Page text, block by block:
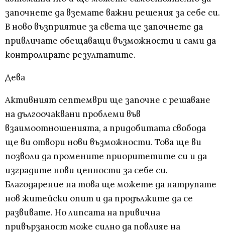
започнете да вземате важни решения за себе си.
В ново възприятие за света ще започнете да
привличате обещаващи възможности и сами да
контролирате резултатите.
Дева
Активният септември ще започне с решаване
на дългоочаквани проблеми във
взаимоотношенията, а придобитата свобода
ще ви отвори нови възможности. Това ще ви
позволи да промените приоритетите си и да
изградите нови ценности за себе си.
Благодарение на това ще можете да натрупате
нов житейски опит и да продължите да се
развивате. Но липсата на привична
привързаност може силно да повлияе на